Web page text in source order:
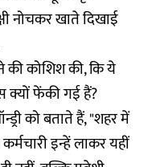
नोचकर खाते दिखाई
कोशिश की, कि ये
क्यों फेंकी गई हैं?
को बताते हैं, "शहर में
इन्हें लाकर यहीं